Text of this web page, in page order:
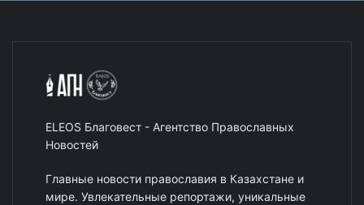
ELEOS Благовест - Агентство Православных
Новостей
Главные новости православия в Казахстане и
мире. Увлекательные репортажи, уникальные